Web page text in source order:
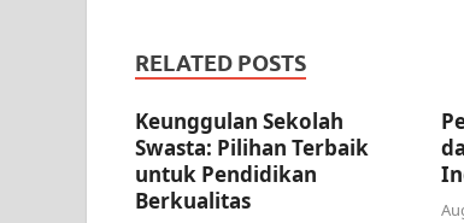
RELATED POSTS
Keunggulan Sekolah
Swasta: Pilihan Terbaik
untuk Pendidikan
Berkualitas